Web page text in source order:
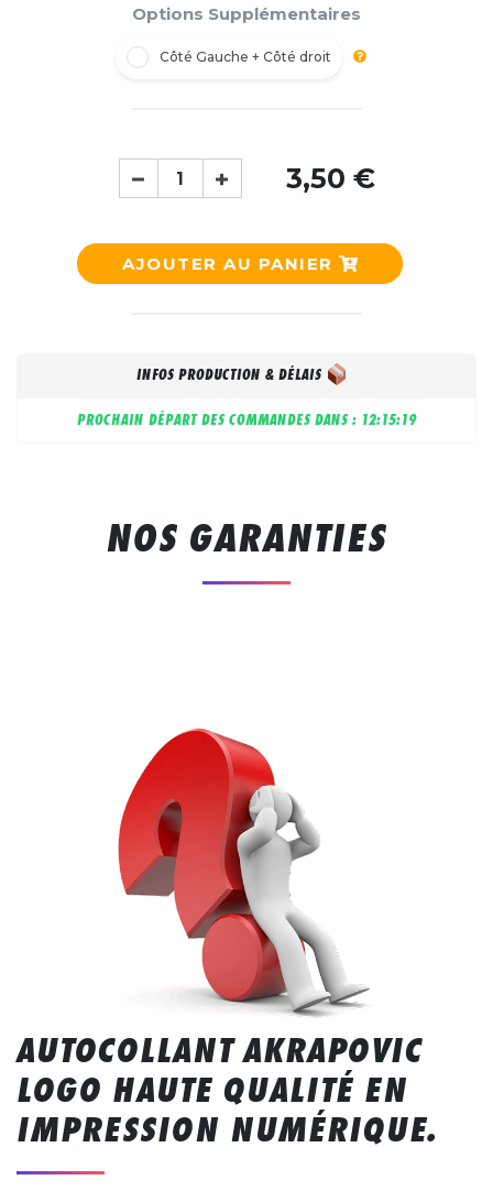
Options Supplémentaires
Côté Gauche + Côté droit
3,50 €
AJOUTER AU PANIER
INFOS PRODUCTION & DÉLAIS
PROCHAIN DÉPART DES COMMANDES DANS : 12:15:19
NOS GARANTIES
AUTOCOLLANT AKRAPOVIC
LOGO HAUTE QUALITÉ EN
IMPRESSION NUMÉRIQUE.